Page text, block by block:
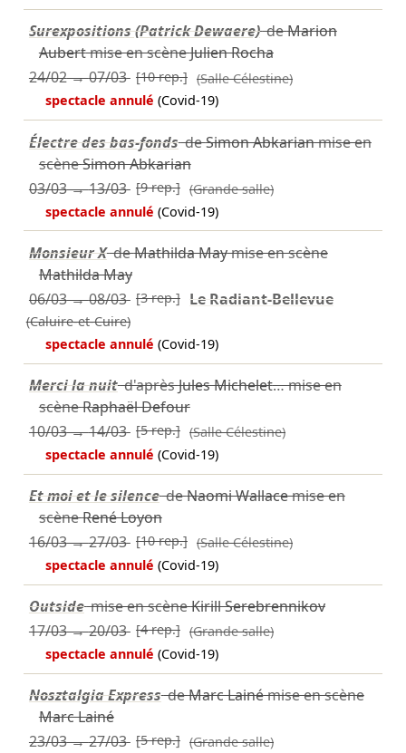
Surexpositions (Patrick Dewaere)deMarion
Aubertmise en scèneJulien Rocha
24/02→07/03 [10 rep.] (Salle Célestine)
spectacle annulé(Covid-19)
Électre des bas-fondsdeSimon Abkarianmise en
scèneSimon Abkarian
03/03→13/03 [9 rep.] (Grande salle)
spectacle annulé(Covid-19)
Monsieur XdeMathilda Maymise en scène
Mathilda May
06/03→08/03 [3 rep.] Le Radiant-Bellevue
(Caluire-et-Cuire)
spectacle annulé(Covid-19)
Merci la nuitd'aprèsJules Michelet… mise en
scèneRaphaël Defour
10/03→14/03 [5 rep.] (Salle Célestine)
spectacle annulé(Covid-19)
Et moi et le silencedeNaomi Wallacemise en
scèneRené Loyon
16/03→27/03 [10 rep.] (Salle Célestine)
spectacle annulé(Covid-19)
Outsidemise en scèneKirill Serebrennikov
17/03→20/03 [4 rep.] (Grande salle)
spectacle annulé(Covid-19)
Nosztalgia ExpressdeMarc Lainémise en scène
Marc Lainé
23/03→27/03 [5 rep.] (Grande salle)